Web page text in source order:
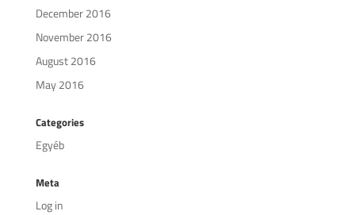
December 2016
November 2016
August 2016
May 2016
Categories
Egyéb
Meta
Log in